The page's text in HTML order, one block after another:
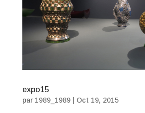
expo15
par 1989_1989| Oct 19, 2015